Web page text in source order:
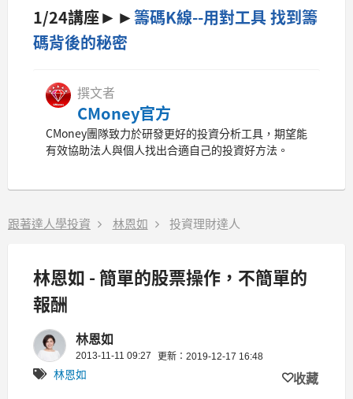
1/24講座►►籌碼K線--用對工具 找到籌
碼背後的秘密
撰文者
CMoney官方
CMoney團隊致力於研發更好的投資分析工具，期望能
有效協助法人與個人找出合適自己的投資好方法。
跟著達人學投資 林恩如 投資理財達人
林恩如 - 簡單的股票操作，不簡單的
報酬
林恩如
2013-11-11 09:27 更新：2019-12-17 16:48
林恩如 收藏